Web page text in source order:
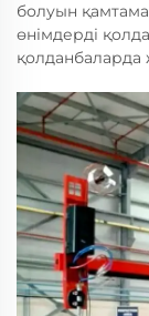
болуын
өнімдерді
қолданбаларда